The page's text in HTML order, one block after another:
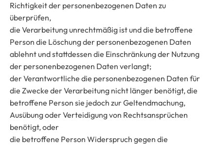
Richtigkeit der personenbezogenen Daten zu
überprüfen,
die Verarbeitung unrechtmäßig ist und die betroffene
Person die Löschung der personenbezogenen Daten
ablehnt und stattdessen die Einschränkung der Nutzung
der personenbezogenen Daten verlangt;
der Verantwortliche die personenbezogenen Daten für
die Zwecke der Verarbeitung nicht länger benötigt, die
betroffene Person sie jedoch zur Geltendmachung,
Ausübung oder Verteidigung von Rechtsansprüchen
benötigt, oder
die betroffene Person Widerspruch gegen die